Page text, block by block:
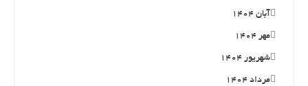
آبان ۱۴۰۴
مهر ۱۴۰۴
شهریور ۱۴۰۴
مرداد ۱۴۰۴